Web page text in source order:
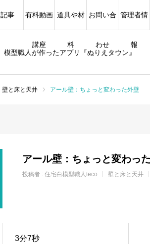
模型職人が作ったアプリ『ぬりえタウン』
記事 有料動画
講座
道具や材
料
お問い合
わせ
管理者情
報
壁と床と天井 アール壁：ちょっと変わった外壁
アール壁：ちょっと変わっ
投稿者 : 住宅白模型職人teco 壁と床と天井
3分7秒